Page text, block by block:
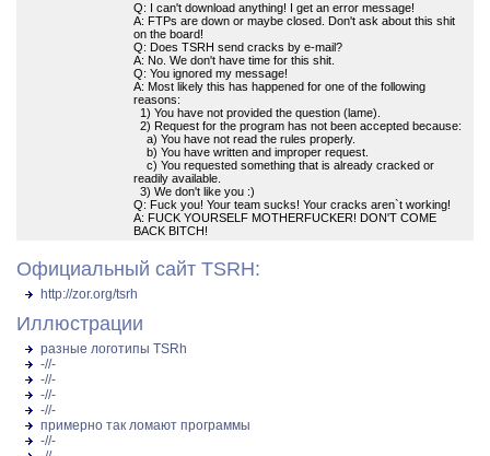
Q: I can't download anything! I get an error message!
A: FTPs are down or maybe closed. Don't ask about this shit
on the board!
Q: Does TSRH send cracks by e-mail?
A: No. We don't have time for this shit.
Q: You ignored my message!
A: Most likely this has happened for one of the following
reasons:
1) You have not provided the question (lame).
2) Request for the program has not been accepted because:
a) You have not read the rules properly.
b) You have written and improper request.
c) You requested something that is already cracked or
readily available.
3) We don't like you :)
Q: Fuck you! Your team sucks! Your cracks aren`t working!
A: FUCK YOURSELF MOTHERFUCKER! DON'T COME
BACK BITCH!
Официальный сайт TSRH:
http://zor.org/tsrh
Иллюстрации
разные логотипы TSRh
-//-
-//-
-//-
-//-
примерно так ломают программы
-//-